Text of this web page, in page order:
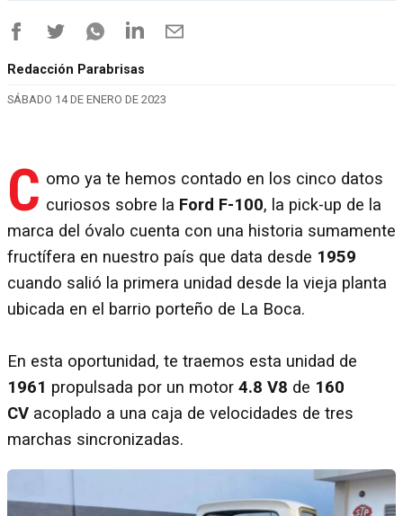
Redacción Parabrisas
SÁBADO 14 DE ENERO DE 2023
C omo ya te hemos contado en los cinco datos
curiosos sobre la Ford F-100, la pick-up de la
marca del óvalo cuenta con una historia sumamente
fructífera en nuestro país que data desde 1959
cuando salió la primera unidad desde la vieja planta
ubicada en el barrio porteño de La Boca.
En esta oportunidad, te traemos esta unidad de
1961 propulsada por un motor 4.8 V8 de 160
CV acoplado a una caja de velocidades de tres
marchas sincronizadas.